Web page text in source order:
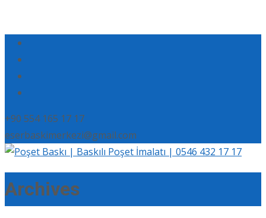
+90 554 165 17 17
eserbaskimerkezi@gmail.com
Archives